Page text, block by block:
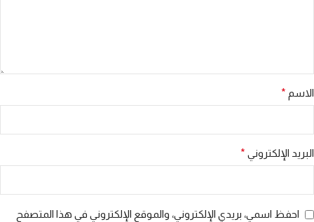
الاسم *
البريد الإلكتروني *
احفظ اسمي، بريدي الإلكتروني، والموقع الإلكتروني في هذا المتصفح